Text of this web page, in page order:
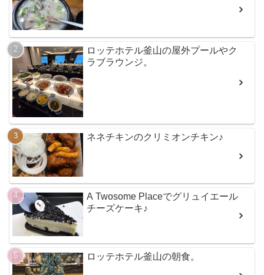
ロッテホテル釜山の屋外プールやク
ラブラウンジ。
ネネチキンのクリミオンチキン♪
A Twosome Placeでグリュイエール
チーズケーキ♪
ロッテホテル釜山の朝食。